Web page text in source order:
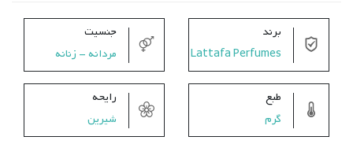
برند
Lattafa Perfumes
جنسیت
مردانه - زنانه
طبع
گرم
رایحه
شیرین